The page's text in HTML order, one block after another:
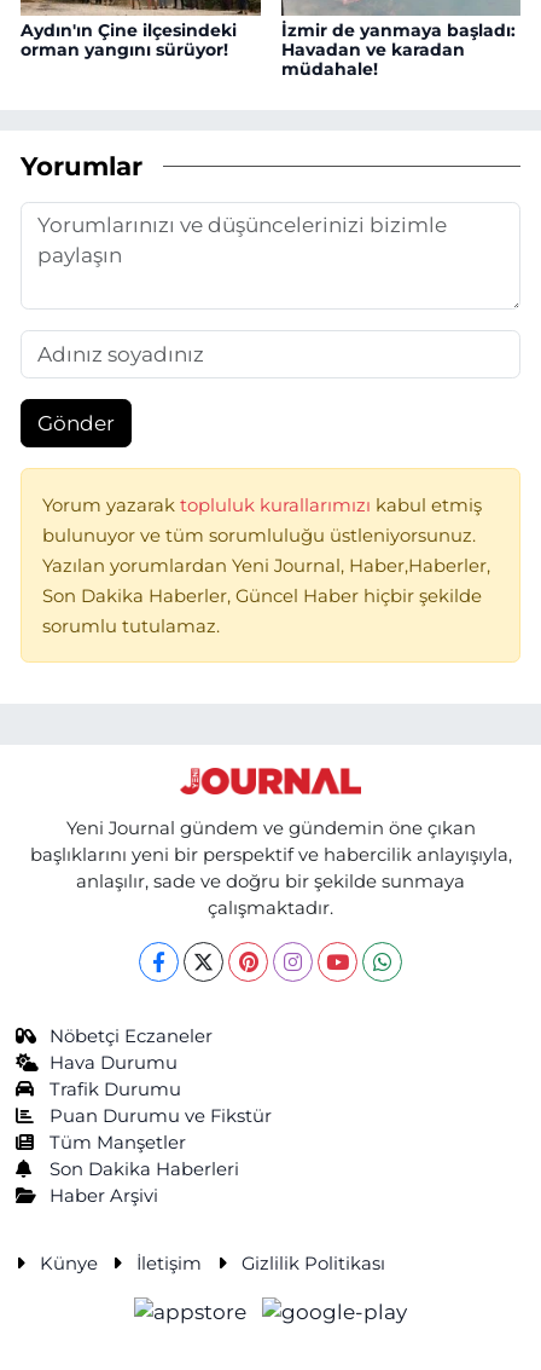
Aydın'ın Çine ilçesindeki
orman yangını sürüyor!
İzmir de yanmaya başladı:
Havadan ve karadan
müdahale!
Yorumlar
Gönder
Yorum yazarak topluluk kurallarımızı kabul etmiş
bulunuyor ve tüm sorumluluğu üstleniyorsunuz.
Yazılan yorumlardan Yeni Journal, Haber,Haberler,
Son Dakika Haberler, Güncel Haber hiçbir şekilde
sorumlu tutulamaz.
Yeni Journal gündem ve gündemin öne çıkan
başlıklarını yeni bir perspektif ve habercilik anlayışıyla,
anlaşılır, sade ve doğru bir şekilde sunmaya
çalışmaktadır.
Nöbetçi Eczaneler
Hava Durumu
Trafik Durumu
Puan Durumu ve Fikstür
Tüm Manşetler
Son Dakika Haberleri
Haber Arşivi
Künye İletişim Gizlilik Politikası